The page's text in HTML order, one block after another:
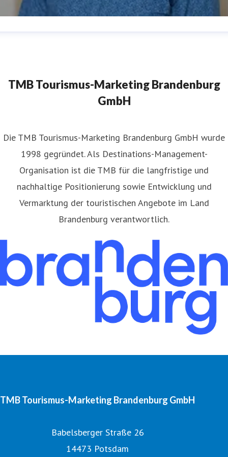
TMB Tourismus-Marketing Brandenburg
GmbH
​Die TMB Tourismus-Marketing Brandenburg GmbH wurde
1998 gegründet. Als Destinations-Management-
Organisation ist die TMB für die langfristige und
nachhaltige Positionierung sowie Entwicklung und
Vermarktung der touristischen Angebote im Land
Brandenburg verantwortlich.
TMB Tourismus-Marketing Brandenburg GmbH
Babelsberger Straße 26
14473 Potsdam